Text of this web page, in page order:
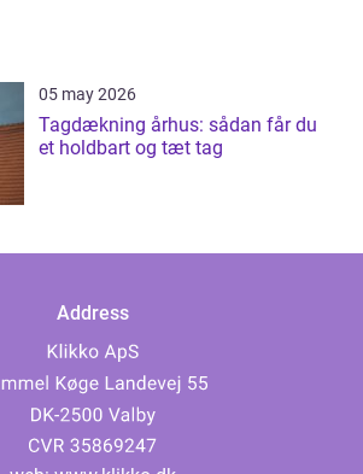
05 may 2026
Tagdækning århus: sådan får du
et holdbart og tæt tag
Address